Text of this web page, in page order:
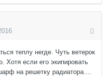
теплу негде. Чуть ветерок
Хотя если его экипировать
на решетку радиатора....